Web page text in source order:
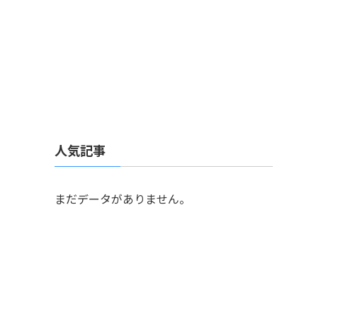
人気記事
まだデータがありません。